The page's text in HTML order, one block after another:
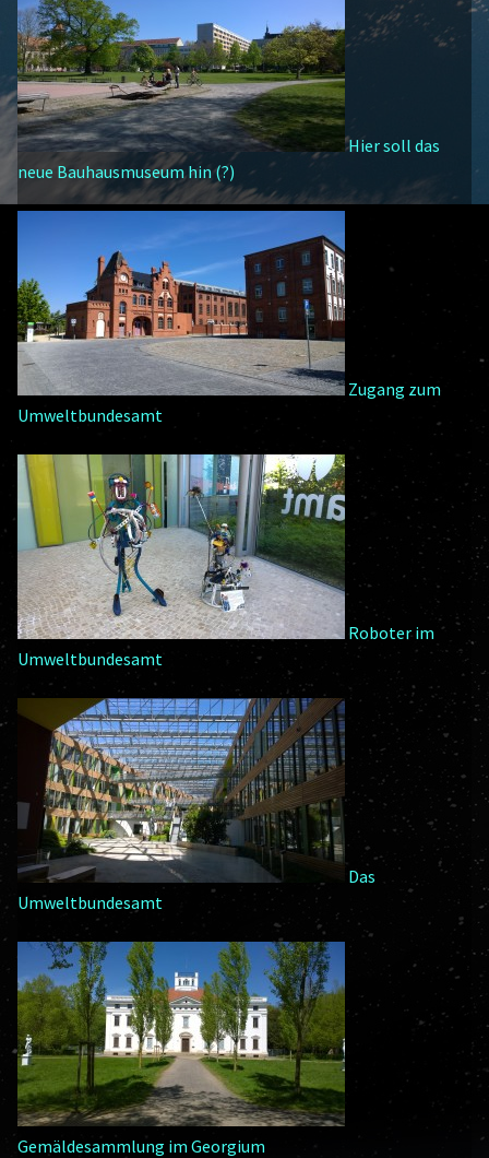
Hier soll das
neue Bauhausmuseum hin (?)
Zugang zum
Umweltbundesamt
Roboter im
Umweltbundesamt
Das
Umweltbundesamt
Gemäldesammlung im Georgium